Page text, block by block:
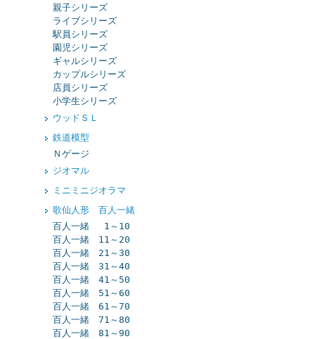
親子シリーズ
ライブシリーズ
駅員シリーズ
園児シリーズ
ギャルシリーズ
カップルシリーズ
店員シリーズ
小学生シリーズ
ウッドＳＬ
鉄道模型
Ｎゲージ
ジオマル
ミニミニジオラマ
歌仙人形 百人一緒
百人一緒 1～10
百人一緒 11～20
百人一緒 21～30
百人一緒 31～40
百人一緒 41～50
百人一緒 51～60
百人一緒 61～70
百人一緒 71～80
百人一緒 81～90